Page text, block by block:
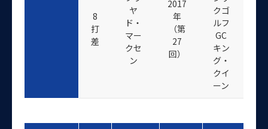
8
打
差
ヤ
ド・
マー
クセ
ン
2017
年
（第
27
回）
クゴ
ルフ
GC
キン
グ・
クイ
ーン